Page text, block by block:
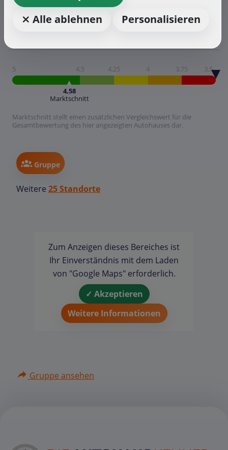
5 4,5 4,25 4 3,75 3,5
4,58
Marktschnitt
Marktschnitt stellt einen zusätzlichen Vergleichswert für die
Gesamtbewertung des hier angezeigten Autohauses dar.
Gruppe
Weitere 25 Standorte
Zum Anzeigen dieses Bereiches ist
Ihr Einverständnis mit dem Laden
von "Google Maps" erforderlich.
✓ Akzeptieren
Weitere Informationen
Gruppe ansehen
⨯ Alle ablehnen
Personalisieren